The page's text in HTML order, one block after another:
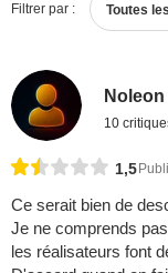
Filtrer par : Toutes
10
1,5
Ce serait bien de
Je ne comprends
les réalisateurs font